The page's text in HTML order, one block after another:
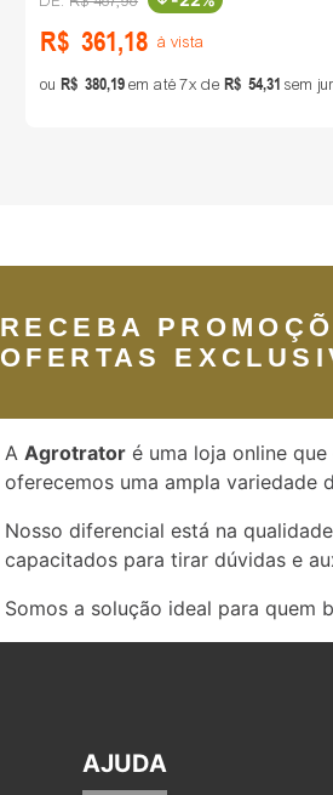
R$ 361,18 à vista
ou R$ 380,19em até7 de R$ 54,31 sem
RECEBA
OFERTAS
A Agrotrator é uma loja online
oferecemos uma ampla variedade
Nosso diferencial está na
capacitados para tirar dúvidas e
Somos a solução ideal para quem
AJUDA